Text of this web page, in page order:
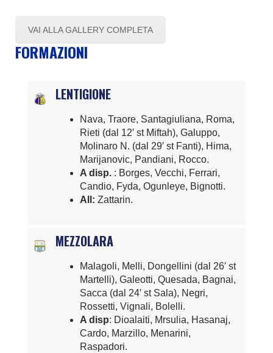
VAI ALLA GALLERY COMPLETA
FORMAZIONI
LENTIGIONE
Nava, Traore, Santagiuliana, Roma,
Rieti (dal 12′ st Miftah), Galuppo,
Molinaro N. (dal 29′ st Fanti), Hima,
Marijanovic, Pandiani, Rocco.
A disp. : Borges, Vecchi, Ferrari,
Candio, Fyda, Ogunleye, Bignotti.
All: Zattarin.
MEZZOLARA
Malagoli, Melli, Dongellini (dal 26′ st
Martelli), Galeotti, Quesada, Bagnai,
Sacca (dal 24′ st Sala), Negri,
Rossetti, Vignali, Bolelli.
A disp: Dioalaiti, Mrsulia, Hasanaj,
Cardo, Marzillo, Menarini,
Raspadori.